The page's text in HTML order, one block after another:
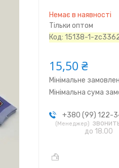
Немає в наявності
Тільки оптом
Код:15138-1-
15,50 ₴
Мінімальне
Мінімальна сума
+380 (99) 122-
Менеджер
до 18.00